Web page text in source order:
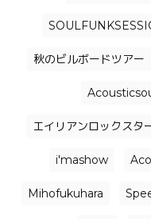
秋のビルボードツアー
エイリアンロックスタ
i'mashow
Mihofukuhara